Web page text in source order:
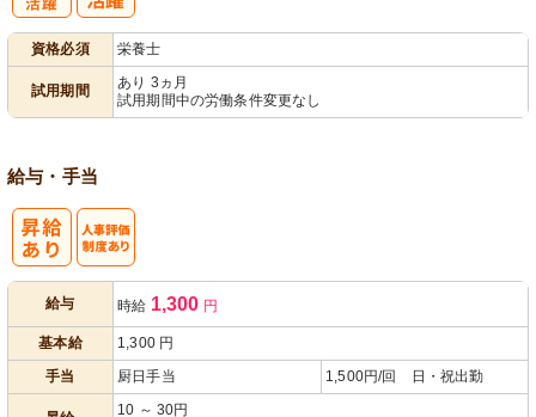
資格必須 栄養士
試用期間
あり 3ヵ月
試用期間中の労働条件変更なし
給与・手当
給与 時給 1,300 円
基本給 1,300円
手当
厨日手当 1,500円/回 日・祝出勤
10 ～ 30円